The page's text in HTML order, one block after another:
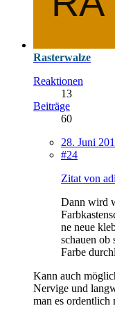
Rasterwalze
Reaktionen
13
Beiträge
60
28. Juni
#24
Zitat von
Dann wird
ne neue
schauen ob
Farbe
Kann auch
Nervige und
man es ordentlich